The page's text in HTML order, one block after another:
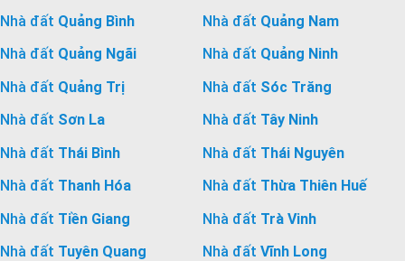
Nhà đất Quảng Bình Nhà đất Quảng Nam
Nhà đất Quảng Ngãi Nhà đất Quảng Ninh
Nhà đất Quảng Trị Nhà đất Sóc Trăng
Nhà đất Sơn La Nhà đất Tây Ninh
Nhà đất Thái Bình Nhà đất Thái Nguyên
Nhà đất Thanh Hóa Nhà đất Thừa Thiên Huế
Nhà đất Tiền Giang Nhà đất Trà Vinh
Nhà đất Tuyên Quang Nhà đất Vĩnh Long